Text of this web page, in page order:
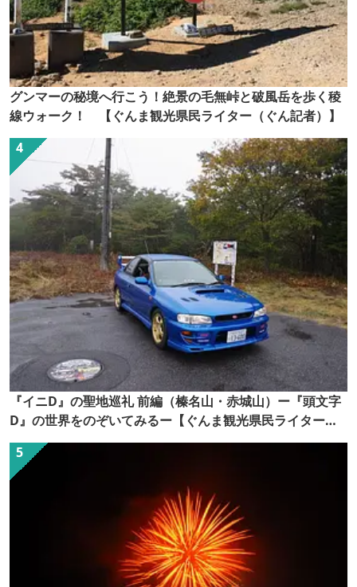
グンマーの秘境へ行こう！絶景の毛無峠と破風岳を歩く稜
線ウォーク！ 【ぐんま観光県民ライター（ぐん記者）】
『イニD』の聖地巡礼 前編（榛名山・赤城山）ー『頭文字
D』の世界をのぞいてみるー【ぐんま観光県民ライター
（ぐん記者）】